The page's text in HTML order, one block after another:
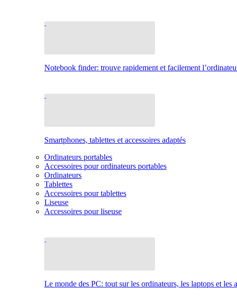
Notebook finder: trouve rapidement et facilement
Smartphones, tablettes et accessoires adaptés
Ordinateurs portables
Accessoires pour ordinateurs portables
Ordinateurs
Tablettes
Accessoires pour tablettes
Liseuse
Accessoires pour liseuse
Le monde des PC: tout sur les ordinateurs, les laptops et les